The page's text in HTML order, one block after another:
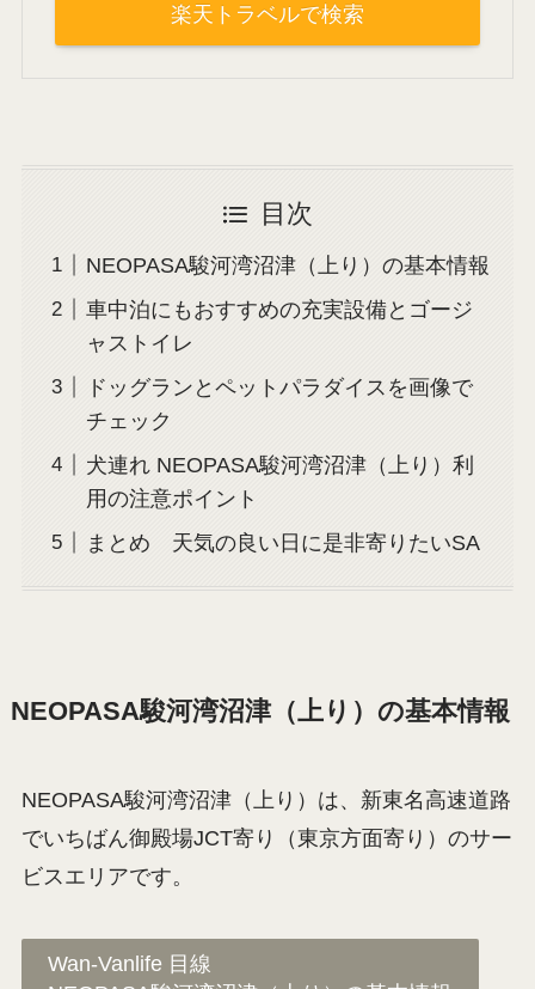
楽天トラベルで検索
目次
NEOPASA駿河湾沼津（上り）の基本情報
車中泊にもおすすめの充実設備とゴージ
ャストイレ
ドッグランとペットパラダイスを画像で
チェック
犬連れ NEOPASA駿河湾沼津（上り）利
用の注意ポイント
まとめ 天気の良い日に是非寄りたいSA
NEOPASA駿河湾沼津（上り）の基本情報
NEOPASA駿河湾沼津（上り）は、新東名高速道路
でいちばん御殿場JCT寄り（東京方面寄り）のサー
ビスエリアです。
Wan-Vanlife 目線